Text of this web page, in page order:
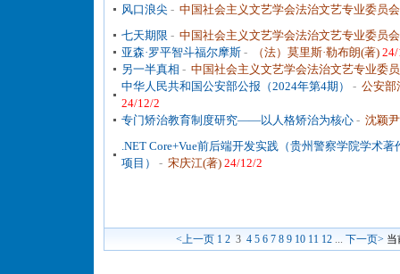
风口浪尖 - 中国社会主义文艺学会法治文艺专业委员
七天期限 - 中国社会主义文艺学会法治文艺专业委员
亚森·罗平智斗福尔摩斯 - （法）莫里斯·勒布朗(著)
另一半真相 - 中国社会主义文艺学会法治文艺专业委
中华人民共和国公安部公报（2024年第4期）
- 公安部
24/12/2
专门矫治教育制度研究——以人格矫治为核心 - 沈颖
.NET Core+Vue前后端开发实践（贵州警察学院学术
项目）
- 宋庆江(著) 24/12/2
<上一页 1 2 3 4 5 6 7 8 9 10 11 12 ... 下一页> 当